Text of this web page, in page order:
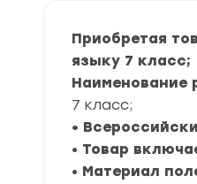
Приобретая
языку 7 класс;
Наименование
7 класс;
•
• Товар
• Материал